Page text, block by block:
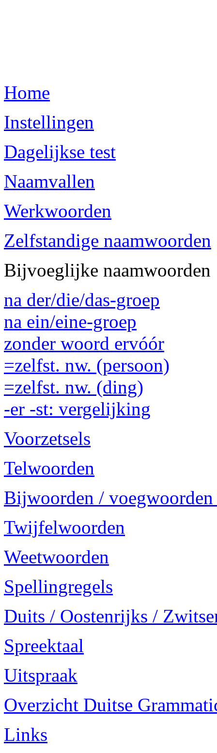
Home
Instellingen
Dagelijkse test
Naamvallen
Werkwoorden
Zelfstandige naamwoorden
Bijvoeglijke naamwoorden
na der/die/das-groep
na ein/eine-groep
zonder woord ervóór
=zelfst. nw. (persoon)
=zelfst. nw. (ding)
-er -st: vergelijking
Voorzetsels
Telwoorden
Bijwoorden /
Twijfelwoorden
Weetwoorden
Spellingregels
Duits / Oostenrijks /
Spreektaal
Uitspraak
Overzicht Duitse
Links